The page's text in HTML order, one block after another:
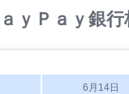
ｙＰａｙ銀行
6月14日